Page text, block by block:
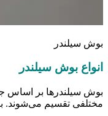
بوش سیلندر
انواع بوش سیلندر
بوش سیلندرها بر اساس
مختلفی تقسیم می‌شوند.